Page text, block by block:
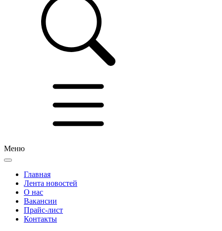
Меню
Главная
Лента новостей
О нас
Вакансии
Прайс-лист
Контакты